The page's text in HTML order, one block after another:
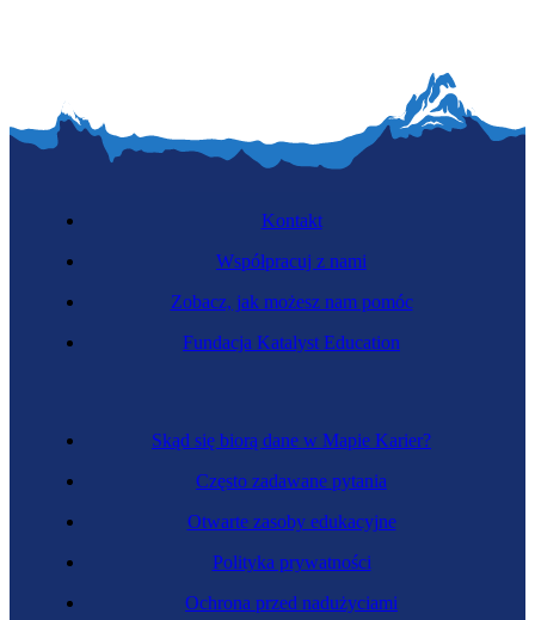
Skąd się biorą dane w Mapie Karier?
Często zadawane pytania
Otwarte zasoby edukacyjne
Polityka prywatności
Ochrona przed nadużyciami
Kontakt
Współpracuj z nami
Zobacz, jak możesz nam pomóc
Fundacja Katalyst Education